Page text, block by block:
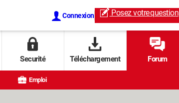
Connexion Posez votrequestion
Securité Téléchargement Forum
Emploi